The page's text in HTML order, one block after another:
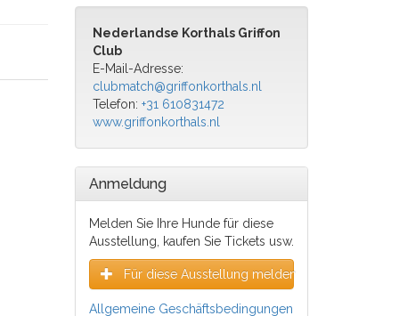
Nederlandse Korthals Griffon
Club
E-Mail-Adresse:
clubmatch@griffonkorthals.nl
Telefon: +31 610831472
www.griffonkorthals.nl
Anmeldung
Melden Sie Ihre Hunde für diese
Ausstellung, kaufen Sie Tickets usw.
Für diese Ausstellung melden
Allgemeine Geschäftsbedingungen